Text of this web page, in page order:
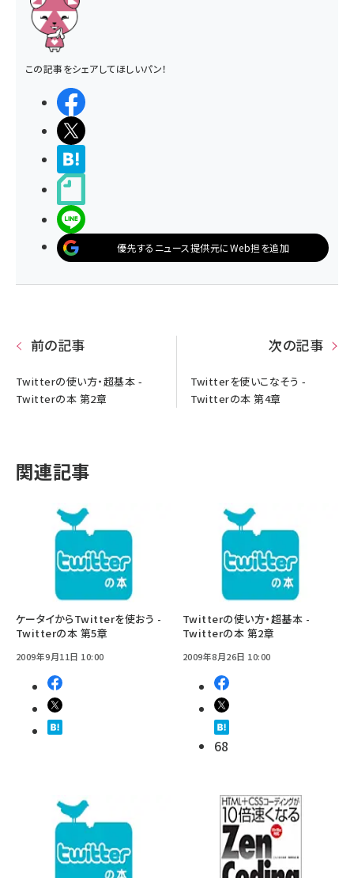
この記事をシェアしてほしいパン！
優先するニュース提供元にWeb担を追加
前の記事
Twitterの使い方・超基本 -
Twitterの本 第2章
次の記事
Twitterを使いこなそう -
Twitterの本 第4章
関連記事
ケータイからTwitterを使おう -
Twitterの本 第5章
2009年9月11日 10:00
Twitterの使い方・超基本 -
Twitterの本 第2章
2009年8月26日 10:00
68